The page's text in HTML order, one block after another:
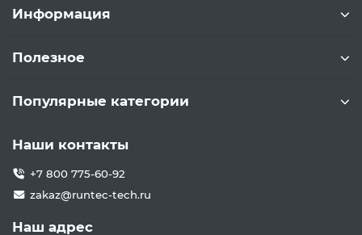
Информация
Полезное
Популярные категории
Наши контакты
+7 800 775-60-92
zakaz@runtec-tech.ru
Наш адрес